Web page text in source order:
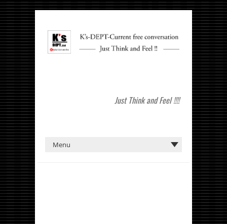
Just Think and Feel !!!!